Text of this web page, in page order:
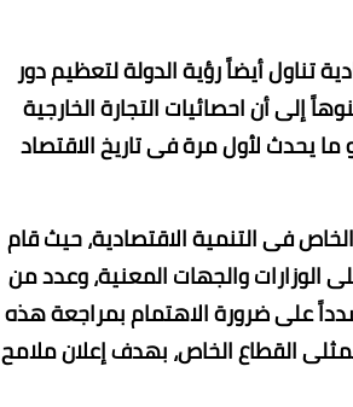
تناول أيضاً رؤية الدولة لتعظيم دور
إلى أن احصائيات التجارة الخارجية
أظهرت تحقيق الصادرات غير البترولية زيادة بنسبة 27%، وهو ما يحدث لأول مرة فى تاريخ الاقتصاد
فى التنمية الاقتصادية، حيث قام
الوزارات والجهات المعنية، وعدد من
على ضرورة الاهتمام بمراجعة هذه
القطاع الخاص، بهدف إعلان ملامح